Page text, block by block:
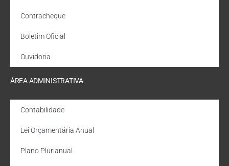
Contracheque
Boletim Oficial
Ouvidoria
ÁREA ADMINISTRATIVA
Contabilidade
Lei Orçamentária Anual
Plano Plurianual